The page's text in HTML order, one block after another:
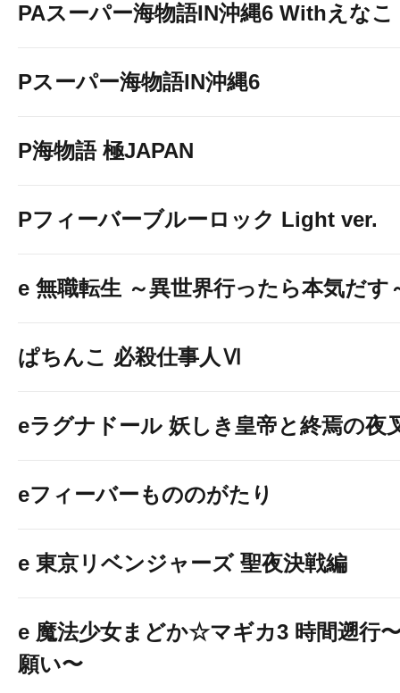
PAスーパー海物語IN沖縄6 Withえなこ
Pスーパー海物語IN沖縄6
P海物語 極JAPAN
Pフィーバーブルーロック Light ver.
e 無職転生 ～異世界行ったら本気だす
ぱちんこ 必殺仕事人Ⅵ
eラグナドール 妖しき皇帝と終焉の夜
eフィーバーもののがたり
e 東京リベンジャーズ 聖夜決戦編
e 魔法少女まどか☆マギカ3 時間遡行
願い〜